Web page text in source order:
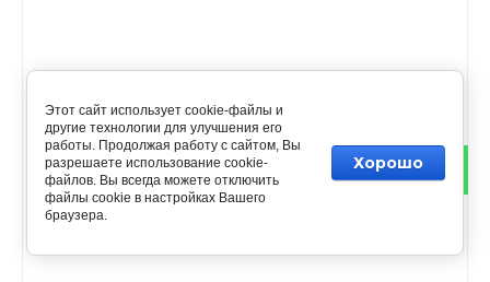
Этот сайт использует cookie-файлы и
другие технологии для улучшения его
работы. Продолжая работу с сайтом, Вы
разрешаете использование cookie-
файлов. Вы всегда можете отключить
файлы cookie в настройках Вашего
браузера.
Хорошо